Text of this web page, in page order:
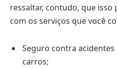
ressaltar, contudo, que isso
com os serviços que você
Seguro contra
carros;